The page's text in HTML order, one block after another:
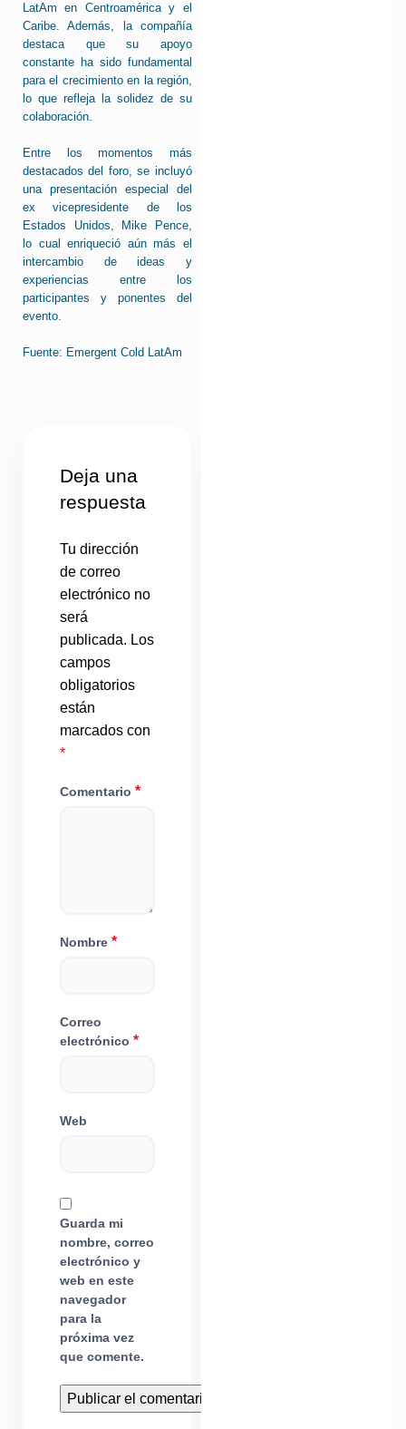
LatAm en Centroamérica y el
Caribe. Además, la compañía
destaca que su apoyo
constante ha sido fundamental
para el crecimiento en la región,
lo que refleja la solidez de su
colaboración.
Entre los momentos más
destacados del foro, se incluyó
una presentación especial del
ex vicepresidente de los
Estados Unidos, Mike Pence,
lo cual enriqueció aún más el
intercambio de ideas y
experiencias entre los
participantes y ponentes del
evento.
Fuente: Emergent Cold LatAm
Deja una
respuesta
Tu dirección
de correo
electrónico no
será
publicada. Los
campos
obligatorios
están
marcados con
*
Comentario *
Nombre *
Correo
electrónico *
Web
Guarda mi
nombre, correo
electrónico y
web en este
navegador
para la
próxima vez
que comente.